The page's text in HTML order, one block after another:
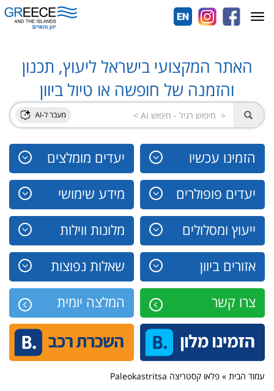
האתר המקצועי בישראל ליעוץ, תכנון
והזמנה של חופשה או טיול ביוון
הזמינו עכשיו יעדים מומלצים
יעדים פופולרים מידע שימושי
ייעוץ ומסלולים מלונות ווילות
אזורים ביוון שאלות נפוצות
צרו קשר המלצה יומית
Toggle
navigation
עמוד הבית » פלאו קסטריצה Paleokastritsa